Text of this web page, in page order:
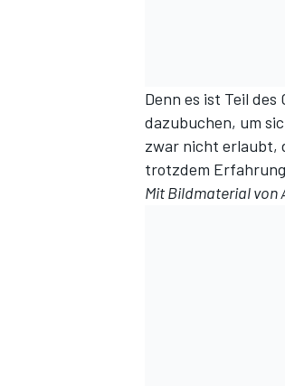
Denn es ist Teil
dazubuchen, um
zwar nicht erlaubt,
trotzdem
Mit Bildmaterial von